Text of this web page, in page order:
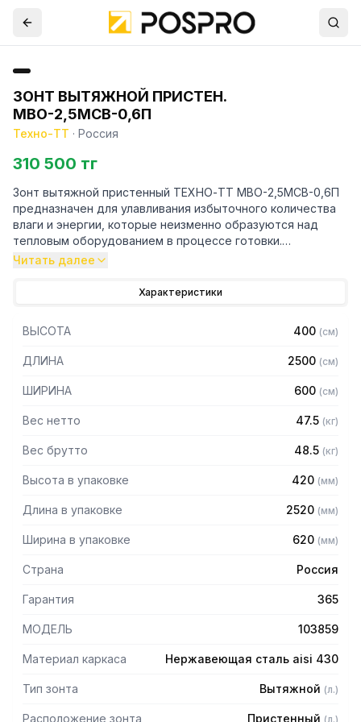
ЗОНТ ВЫТЯЖНОЙ ПРИСТЕН.
МВО-2,5МСВ-0,6П
Техно-ТТ · Россия
310 500 тг
Зонт вытяжной пристенный ТЕХНО-ТТ МВО-2,5МСВ-0,6П
предназначен для улавливания избыточного количества
влаги и энергии, которые неизменно образуются над
тепловым оборудованием в процессе готовки.
капли жира, которые в противном случае оседали бы на
защищает сотрудников горячего цеха.
Особенности:
— Бескаркасный
0,8мм
— Поставляется в собранном виде
Читать далее
Характеристики
ВЫСОТА 400 (см)
ДЛИНА 2500 (см)
ШИРИНА 600 (см)
Вес нетто 47.5 (кг)
Вес брутто 48.5 (кг)
Высота в упаковке 420 (мм)
Длина в упаковке 2520 (мм)
Ширина в упаковке 620 (мм)
Страна Россия
Гарантия 365
МОДЕЛЬ 103859
Материал каркаса Нержавеющая сталь aisi 430
Тип зонта Вытяжной (л.)
Расположение зонта Пристенный (л.)